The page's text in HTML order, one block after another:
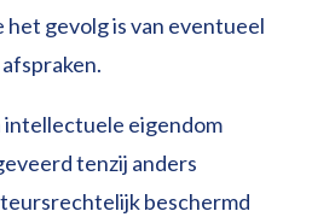
het gevolg is van eventueel
eigendom
tenzij anders
beschermd